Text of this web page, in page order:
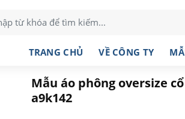
TRANG CHỦ VỀ CÔNG TY
Mẫu áo phông oversize
a9k142